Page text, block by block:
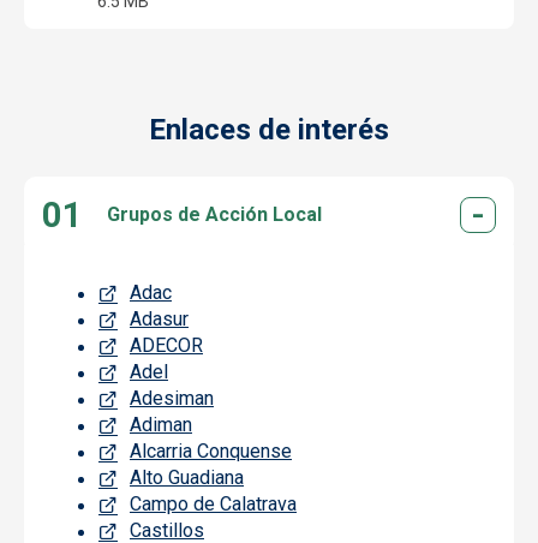
Enlaces de interés
Grupos de Acción Local
Adac
Adasur
ADECOR
Adel
Adesiman
Adiman
Alcarria Conquense
Alto Guadiana
Campo de Calatrava
Castillos